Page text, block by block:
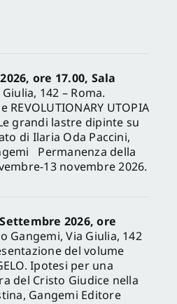
ore 17.00, Sala
142 – Roma.
REVOLUTIONARY UTOPIA
grandi lastre dipinte su
di Ilaria Oda Paccini,
Permanenza della
13 novembre 2026.
2026, ore
Gangemi, Via Giulia, 142
del volume
Ipotesi per una
del Cristo Giudice nella
Gangemi Editore